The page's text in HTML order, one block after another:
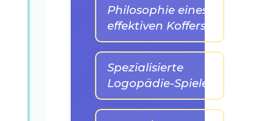
Philosophie eines
effektiven Koffers
Spezialisierte
Logopädie-Spiele